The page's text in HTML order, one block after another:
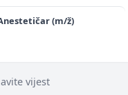
(m/ž)
vijest